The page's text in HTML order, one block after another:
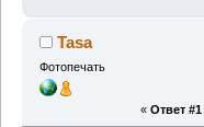
Tasa
Фотопечать
« Ответ #1